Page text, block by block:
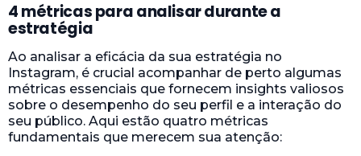
4 métricas para analisar durante a
estratégia
Ao analisar a eficácia da sua estratégia no
Instagram, é crucial acompanhar de perto algumas
métricas essenciais que fornecem insights valiosos
sobre o desempenho do seu perfil e a interação do
seu público. Aqui estão quatro métricas
fundamentais que merecem sua atenção: